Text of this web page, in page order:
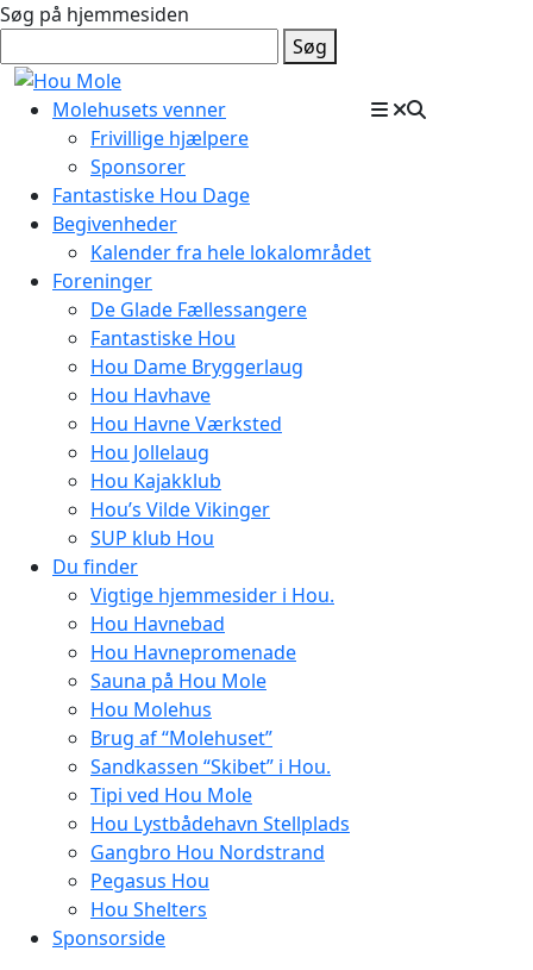
Søg på hjemmesiden
Søg
Molehusets venner
Frivillige hjælpere
Sponsorer
Fantastiske Hou Dage
Begivenheder
Kalender fra hele lokalområdet
Foreninger
De Glade Fællessangere
Fantastiske Hou
Hou Dame Bryggerlaug
Hou Havhave
Hou Havne Værksted
Hou Jollelaug
Hou Kajakklub
Hou’s Vilde Vikinger
SUP klub Hou
Du finder
Vigtige hjemmesider i Hou.
Hou Havnebad
Hou Havnepromenade
Sauna på Hou Mole
Hou Molehus
Brug af “Molehuset”
Sandkassen “Skibet” i Hou.
Tipi ved Hou Mole
Hou Lystbådehavn Stellplads
Gangbro Hou Nordstrand
Pegasus Hou
Hou Shelters
Sponsorside